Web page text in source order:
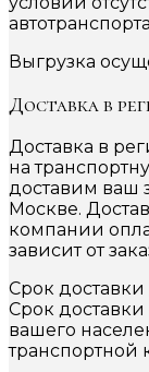
Выгрузка
Доставка в
Доставка в
на
доставим ваш
Москве.
компании
зависит от
Срок доставки
Срок
вашего
транспортной